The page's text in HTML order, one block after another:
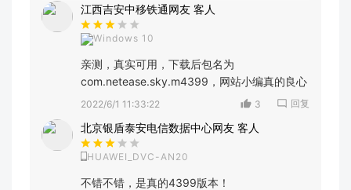
江西吉安中移铁通网友 客人
Windows 10
亲测，真实可用，下载后包名为
com.netease.sky.m4399，网站小编真的良心
2022/6/1 11:33:22 3 回复
北京银盾泰安电信数据中心网友 客人
HUAWEI_DVC-AN20
不错不错，是真的4399版本！